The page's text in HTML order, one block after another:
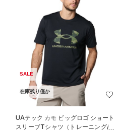
SALE
在庫残り僅か
UAテック カモ ビッグロゴ ショート
スリーブTシャツ（トレーニング/M